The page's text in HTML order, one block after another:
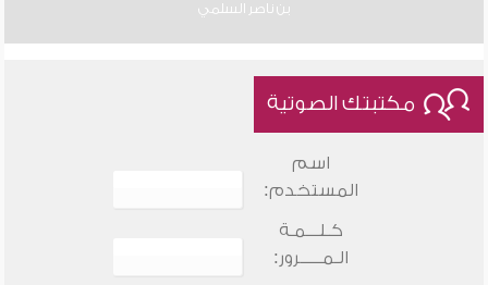
بن ناصر السلمي
مكتبتك الصوتية
اسم
المستخدم:
كـلـــمـة
الـمـــــرور: